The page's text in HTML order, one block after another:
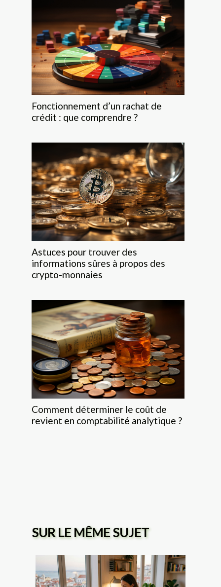
Fonctionnement d’un rachat de
crédit : que comprendre ?
Astuces pour trouver des
informations sûres à propos des
crypto-monnaies
Comment déterminer le coût de
revient en comptabilité analytique ?
SUR LE MÊME SUJET